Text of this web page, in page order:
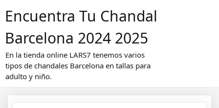
Encuentra Tu Chandal
Barcelona 2024 2025
En la tienda online LARS7 tenemos varios
tipos de chandales Barcelona en tallas para
adulto y niño.